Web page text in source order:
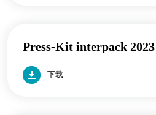
Press-Kit interpack 2023
下载